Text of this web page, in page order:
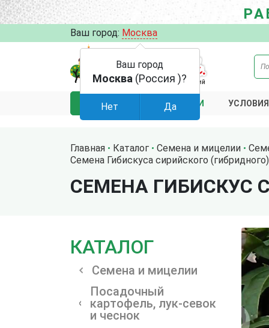
Ваш город: Москва
КАТАЛОГ АКЦИИ УСЛОВИЯ
Главная Каталог Семена и мицелии
Семена Гибискуса сирийского (гибридного)
СЕМЕНА ГИБИСКУС
КАТАЛОГ
Семена и мицелии
Посадочный
картофель, лук-севок
и чеснок
Ваш город
Москва (Россия )?
Нет Да